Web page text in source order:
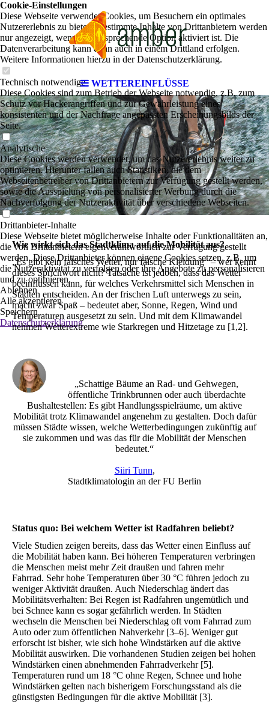
WETTEREINFLÜSSE
Wie wirkt sich das Stadtklima auf die Mobilität aus?
„Es gibt kein falsches Wetter, nur falsche Kleidung“ – wer kennt
dieses Sprichwort nicht? Tatsache ist jedoch, dass das Wetter
beeinflussen kann, für welches Verkehrsmittel sich Menschen in
Städten entscheiden. An der frischen Luft unterwegs zu sein,
macht zwar Spaß – bedeutet aber, Sonne, Regen, Wind und
Temperaturen ausgesetzt zu sein. Und mit dem Klimawandel
nehmen Wetterextreme wie Starkregen und Hitzetage zu [1,2].
„Schattige Bäume an Rad- und Gehwegen,
öffentliche Trinkbrunnen oder auch überdachte
Bushaltestellen: Es gibt Handlungsspielräume, um aktive
Mobilität trotz Klimawandel angenehm zu gestalten. Doch dafür
müssen Städte wissen, welche Wetterbedingungen zukünftig auf
sie zukommen und was das für die Mobilität der Menschen
bedeutet.“
Siiri Tunn,
Stadtklimatologin an der FU Berlin
Status quo: Bei welchem Wetter ist Radfahren beliebt?
Viele Studien zeigen bereits, dass das Wetter einen Einfluss auf
die Mobilität haben kann. Bei höheren Temperaturen verbringen
die Menschen meist mehr Zeit draußen und fahren mehr
Fahrrad. Sehr hohe Temperaturen über 30 °C führen jedoch zu
weniger Aktivität draußen. Auch Niederschlag ändert das
Mobilitätsverhalten: Bei Regen ist Radfahren ungemütlich und
bei Schnee kann es sogar gefährlich werden. In Städten
wechseln die Menschen bei Niederschlag oft vom Fahrrad zum
Auto oder zum öffentlichen Nahverkehr [3–6]. Weniger gut
erforscht ist bisher, wie sich hohe Windstärken auf die aktive
Mobilität auswirken. Die vorhandenen Studien zeigen bei hohen
Windstärken einen abnehmenden Fahrradverkehr [5].
Temperaturen rund um 18 °C ohne Regen, Schnee und hohe
Windstärken gelten nach bisherigem Forschungsstand als die
günstigsten Bedingungen für die aktive Mobilität [3].
Cookie-Einstellungen
Diese Webseite verwendet Cookies, um Besuchern ein optimales
Nutzererlebnis zu bieten. Bestimmte Inhalte von Drittanbietern werden
nur angezeigt, wenn die entsprechende Option aktiviert ist. Die
Datenverarbeitung kann dann auch in einem Drittland erfolgen.
Weitere Informationen hierzu in der Datenschutzerklärung.
Technisch notwendige
Diese Cookies sind zum Betrieb der Webseite notwendig, z.B. zum
Schutz vor Hackerangriffen und zur Gewährleistung eines
konsistenten und der Nachfrage angepassten Erscheinungsbilds der
Seite.
Analytische
Diese Cookies werden verwendet, um das Nutzererlebnis weiter zu
optimieren. Hierunter fallen auch Statistiken, die dem
Webseitenbetreiber von Drittanbietern zur Verfügung gestellt werden,
sowie die Ausspielung von personalisierter Werbung durch die
Nachverfolgung der Nutzeraktivität über verschiedene Webseiten.
Drittanbieter-Inhalte
Diese Webseite bietet möglicherweise Inhalte oder Funktionalitäten an,
die von Drittanbietern eigenverantwortlich zur Verfügung gestellt
werden. Diese Drittanbieter können eigene Cookies setzen, z.B. um
die Nutzeraktivität zu verfolgen oder ihre Angebote zu personalisieren
und zu optimieren.
Ablehnen
Alle akzeptieren
Speichern
Datenschutzerklärung